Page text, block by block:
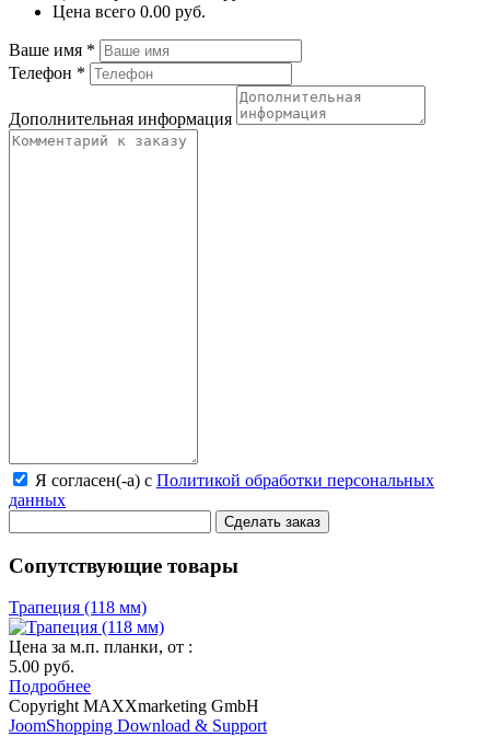
Цена всего 0.00 руб.
Ваше имя *
Телефон *
Дополнительная информация
Я согласен(-а) с Политикой обработки персональных
данных
Сделать заказ
Сопутствующие товары
Трапеция (118 мм)
Цена за м.п. планки, от :
5.00 руб.
Подробнее
Copyright MAXXmarketing GmbH
JoomShopping Download & Support